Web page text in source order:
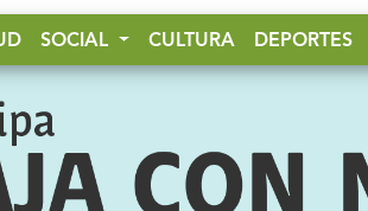
SOCIAL CULTURA DEPORTES